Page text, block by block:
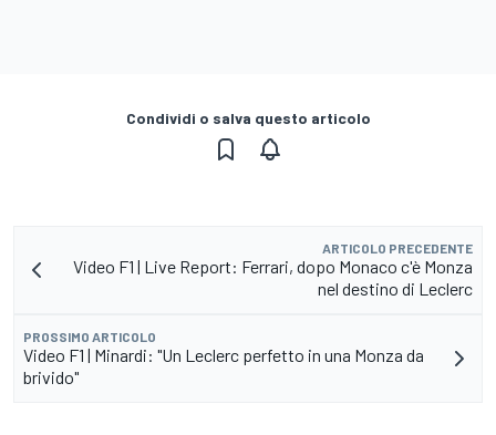
Condividi o salva questo articolo
ARTICOLO PRECEDENTE
Video F1 | Live Report: Ferrari, dopo Monaco c'è Monza
nel destino di Leclerc
PROSSIMO ARTICOLO
Video F1 | Minardi: "Un Leclerc perfetto in una Monza da
brivido"